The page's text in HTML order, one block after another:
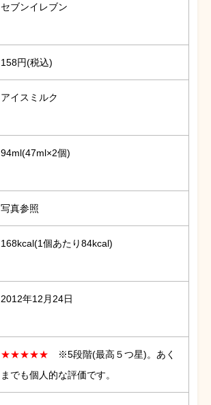
セブンイレブン
158円(税込)
アイスミルク
94ml(47ml×2個)
写真参照
168kcal(1個あたり84kcal)
2012年12月24日
★★★★★
※5段階(最高５つ星)。あく
までも個人的な評価です。